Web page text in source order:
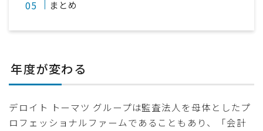
まとめ
年度が変わる
デロイト トーマツ グループは監査法人を母体としたプ
ロフェッショナルファームであることもあり、「会計